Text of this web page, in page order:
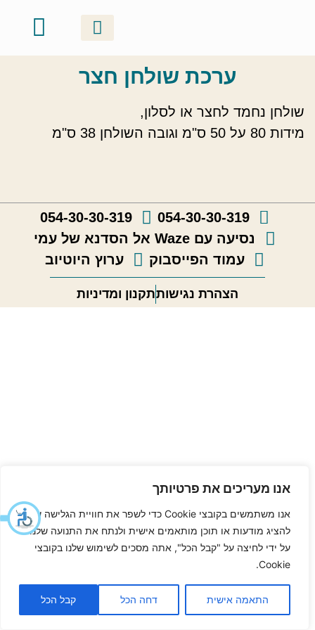
אנו מעריכים את פרטיותך
אנו משתמשים בקובצי Cookie כדי לשפר את חוויית הגלישה שלך,
להציג מודעות או תוכן מותאמים אישית ולנתח את התנועה שלנו.
על ידי לחיצה על "קבל הכל", אתה מסכים לשימוש שלנו בקובצי
Cookie.
התאמה אישית דחה הכל קבל הכל
ערכת שולחן חצר
שולחן נחמד לחצר או לסלון,
מידות 80 על 50 ס"מ וגובה השולחן 38 ס"מ
054-30-30-319
054-30-30-319
נסיעה עם Waze אל הסדנא של עמי
עמוד הפייסבוק
ערוץ היוטיוב
הצהרת נגישותתקנון ומדיניות